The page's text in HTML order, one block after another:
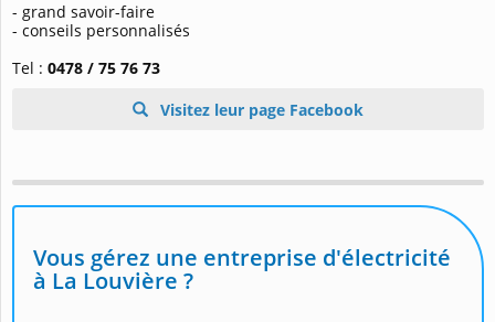
- grand savoir-faire
- conseils personnalisés
Tel : 0478 / 75 76 73
Visitez leur page Facebook
Vous gérez une entreprise d'électricité
à La Louvière ?